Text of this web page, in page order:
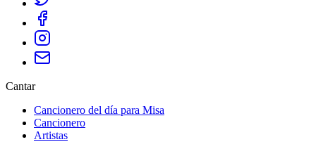
Cantar
Cancionero del día para Misa
Cancionero
Artistas